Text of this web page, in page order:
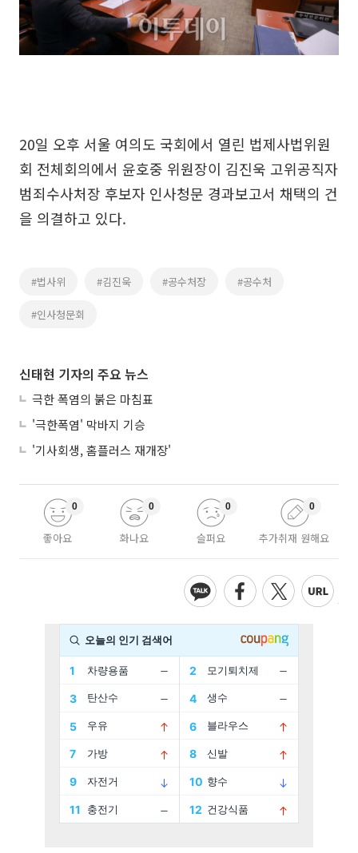
20일 오후 서울 여의도 국회에서 열린 법제사법위원
회 전체회의에서 윤호중 위원장이 김진욱 고위공직자
범죄수사처장 후보자 인사청문 경과보고서 채택의 건
을 의결하고 있다.
#법사위 #김진욱 #공수처장 #공수처
#인사청문회
신태현 기자의 주요 뉴스
극한 폭염의 붉은 마침표
'극한폭염' 막바지 기승
'기사회생, 홈플러스 재개장'
좋아요
0
화나요
0
슬퍼요
0
추가취재 원해요
0